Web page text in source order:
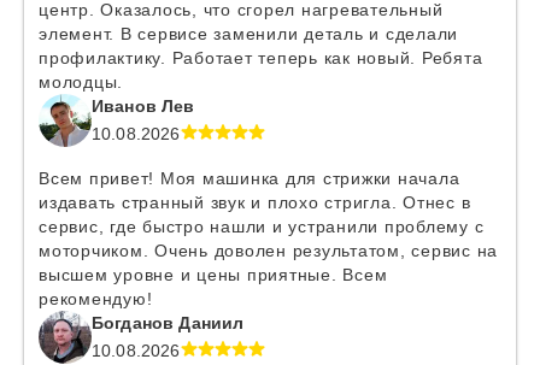
центр. Оказалось, что сгорел нагревательный
элемент. В сервисе заменили деталь и сделали
профилактику. Работает теперь как новый. Ребята
молодцы.
Иванов Лев
10.08.2026
Всем привет! Моя машинка для стрижки начала
издавать странный звук и плохо стригла. Отнес в
сервис, где быстро нашли и устранили проблему с
моторчиком. Очень доволен результатом, сервис на
высшем уровне и цены приятные. Всем
рекомендую!
Богданов Даниил
10.08.2026